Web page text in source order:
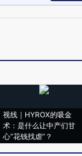
视线｜HYROX的吸金
术：是什么让中产们甘
心“花钱找虐”？